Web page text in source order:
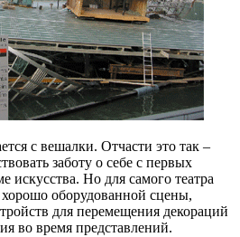
с вешалки. Отчасти это так –
заботу о себе с первых
искусства. Но для самого театра
оборудованной сцены,
для перемещения декораций
во время представлений.